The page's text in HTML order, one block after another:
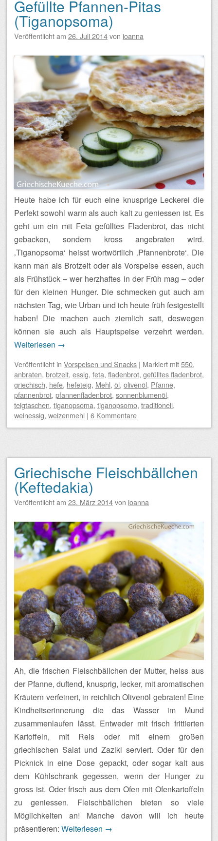
Gefüllte Pfannen-Pitas
(Tiganopsoma)
Veröffentlicht am 26. Juli 2014von ioanna
Heute habe ich für euch eine knusprige Leckerei die
Perfekt sowohl warm als auch kalt zu geniessen ist. Es
geht um ein mit Feta gefülltes Fladenbrot, das nicht
gebacken, sondern kross angebraten wird.
‚Tiganopsoma‘ heisst wortwörtlich ‚Pfannenbrote‘. Die
kann man als Brotzeit oder als Vorspeise essen, auch
als Frühstück – wer herzhaftes in der Früh mag – oder
für den kleinen Hunger. Die schmecken gut auch am
nächsten Tag, wie Urban und ich heute früh festgestellt
haben! Die machen auch ziemlich satt, deswegen
können sie auch als Hauptspeise verzehrt werden.
Weiterlesen →
Veröffentlicht in Vorspeisen und Snacks | Markiert mit550,
anbraten, brotzeit, essig, feta, fladenbrot, gefülltes fladenbrot,
griechisch, hefe, hefeteig, Mehl, öl, olivenöl, Pfanne,
pfannenbrot, pfannenfladenbrot, sonnenblumenöl,
teigtaschen, tiganopsoma, tiganopsomo, traditionell,
weinessig, weizenmehl | 6 Kommentare
Griechische Fleischbällchen
(Keftedakia)
Veröffentlicht am 23. März 2014von ioanna
Ah, die frischen Fleischbällchen der Mutter, heiss aus
der Pfanne, duftend, knusprig, lecker, mit aromatischen
Kräutern verfeinert, in reichlich Olivenöl gebraten! Eine
Kindheitserinnerung die das Wasser im Mund
zusammenlaufen lässt. Entweder mit frisch frittierten
Kartoffeln, mit Reis oder mit einem großen
griechischen Salat und Zaziki serviert. Oder für den
Picknick in eine Dose gepackt, oder sogar kalt aus
dem Kühlschrank gegessen, wenn der Hunger zu
gross ist. Oder frisch aus dem Ofen mit Ofenkartoffeln
zu geniessen. Fleischbällchen bieten so viele
Möglichkeiten an! Manche davon will ich heute
präsentieren: Weiterlesen →